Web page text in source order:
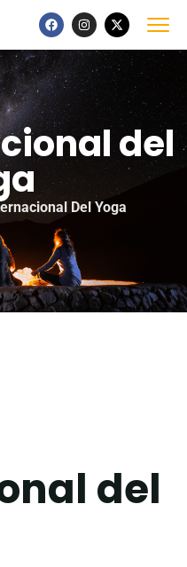
del
Del Yoga
del